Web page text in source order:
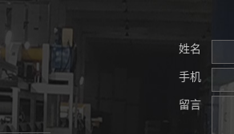
姓名
手机
留言